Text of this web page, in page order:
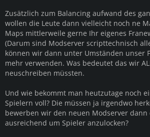
Zusätzlich zum Balancing aufwand des
wollen die Leute dann vielleicht noch ne
Maps mittlerweile gerne Ihr eigenes
(Darum sind Modserver scripttechnisch
können wir dann unter Umständen unser
mehr verwenden. Was bedeutet das wir
neuschreiben müssten.
Und wie bekommt man heutzutage noch
Spielern voll? Die müssen ja irgendwo
bewerben wir den neuen Modserver dann
ausreichend um Spieler anzulocken?